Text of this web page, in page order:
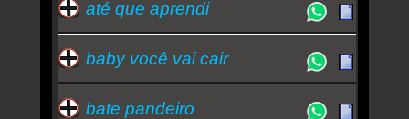
até que aprendi
baby você vai cair
bate pandeiro